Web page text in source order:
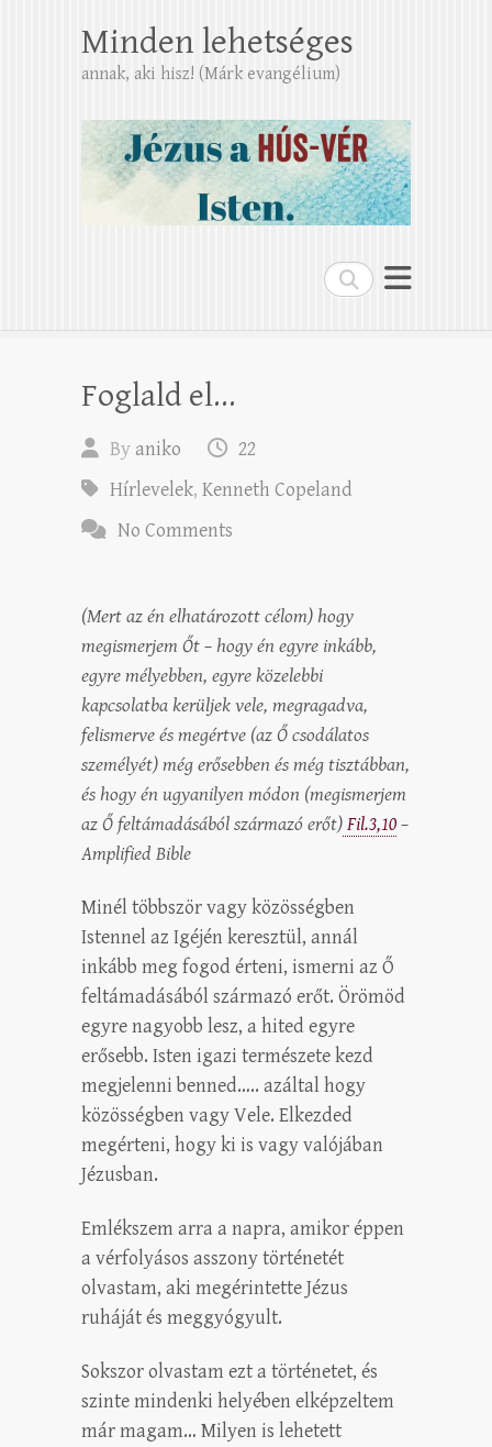
Search
Minden lehetséges
annak, aki hisz! (Márk evangélium)
Foglald el…
By aniko
22
Hírlevelek, Kenneth Copeland
No Comments
(Mert az én elhatározott célom) hogy
megismerjem Őt – hogy én egyre inkább,
egyre mélyebben, egyre közelebbi
kapcsolatba kerüljek vele, megragadva,
felismerve és megértve (az Ő csodálatos
személyét) még erősebben és még tisztábban,
és hogy én ugyanilyen módon (megismerjem
az Ő feltámadásából származó erőt)Fil.3,10–
Amplified Bible
Minél többször vagy közösségben
Istennel az Igéjén keresztül, annál
inkább meg fogod érteni, ismerni az Ő
feltámadásából származó erőt. Örömöd
egyre nagyobb lesz, a hited egyre
erősebb. Isten igazi természete kezd
megjelenni benned….. azáltal hogy
közösségben vagy Vele. Elkezded
megérteni, hogy ki is vagy valójában
Jézusban.
Emlékszem arra a napra, amikor éppen
a vérfolyásos asszony történetét
olvastam, aki megérintette Jézus
ruháját és meggyógyult.
Sokszor olvastam ezt a történetet, és
szinte mindenki helyében elképzeltem
már magam… Milyen is lehetett